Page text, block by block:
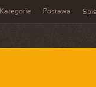
Kategorie Postawa